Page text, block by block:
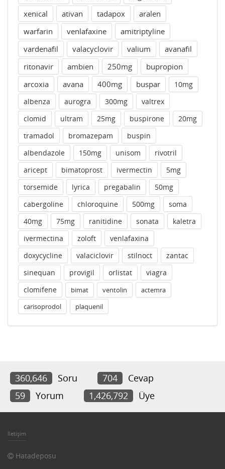
xenical
ativan tadapox
aralen
warfarin
venlafaxine
amitriptyline
vardenafil
valacyclovir valium
avanafil
ritonavir
ambien 250mg
bupropion
arcoxia
avana 400mg buspar
10mg
albenza
aurogra 300mg
valtrex
clomid
ultram 25mg buspirone
20mg
tramadol
bromazepam
buspin
albendazole
150mg unisom
rivotril
aricept
bimatoprost ivermectin
5mg
torsemide
lyrica pregabalin
50mg
cabergoline
chloroquine 500mg
soma
40mg
75mg ranitidine sonata
kaletra
ivermectina
zoloft
venlafaxina
doxycycline
valaciclovir stilnoct
zantac
sinequan
provigil orlistat
viagra
clomifene
bimat ventolin
actemra
carisoprodol
plaquenil
360,646 Soru 704
Cevap
59
Yorum 1,426,792 Üye
İletişim
Hatadeposu